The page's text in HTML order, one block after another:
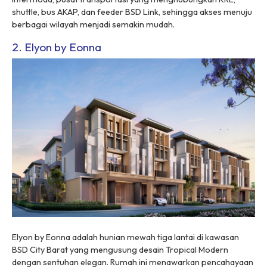
shuttle, bus AKAP, dan feederBSD Link, sehingga akses menuju
berbagai wilayah menjadi semakin mudah.
2. Elyon by Eonna
Elyon by Eonna adalah hunian mewah tiga lantai di kawasan
BSD City Barat yang mengusung desain Tropical Modern
dengan sentuhan elegan. Rumah ini menawarkan pencahayaan